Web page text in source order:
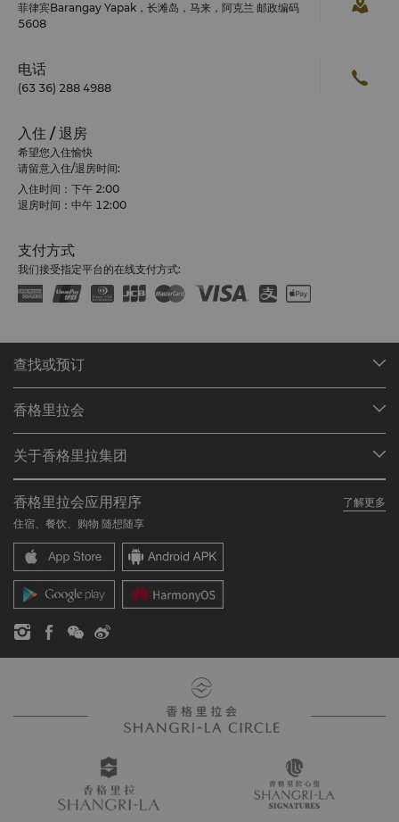
菲律宾Barangay Yapak，长滩岛，马来，阿克兰 邮政编码
5608
电话
(63 36) 288 4988
入住 / 退房
希望您入住愉快
请留意入住/退房时间:
入住时间：下午 2:00
退房时间：中午 12:00
支付方式
我们接受指定平台的在线支付方式:
查找或预订
查找预订
餐厅与酒吧
香格里拉会
加入香格里拉会
常见问题
联络我们
关于香格里拉集团
我们的酒店品牌
香格里拉中心
香格里拉公寓
联系方式
职业发展
企业社会责任
新闻稿
香格里拉会应用程序
了解更多
住宿、餐饮、购物 随想随享